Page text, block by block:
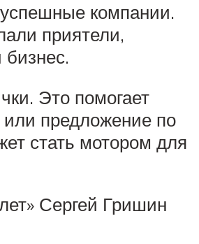
успешные компании.
приятели,
Это помогает
или предложение по
стать мотором для
Сергей Гришин